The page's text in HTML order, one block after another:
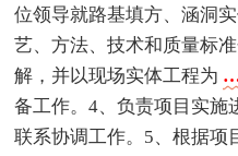
位领导就路基填方、涵洞
艺、方法、技术和质量标
解，并以现场实体工程为
备工作。4、负责项目实施
联系协调工作。5、根据项